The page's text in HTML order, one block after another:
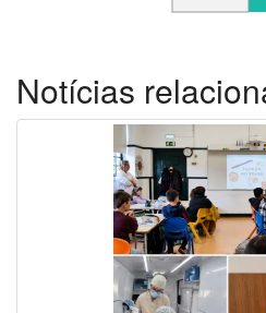
Notícias